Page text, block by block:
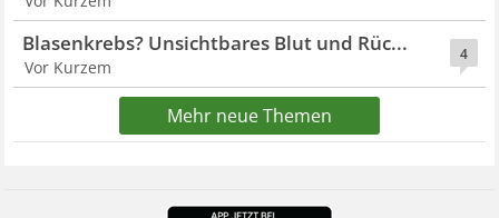
4
Blasenkrebs? Unsichtbares Blut und Rüc...
Vor Kurzem
Mehr neue Themen